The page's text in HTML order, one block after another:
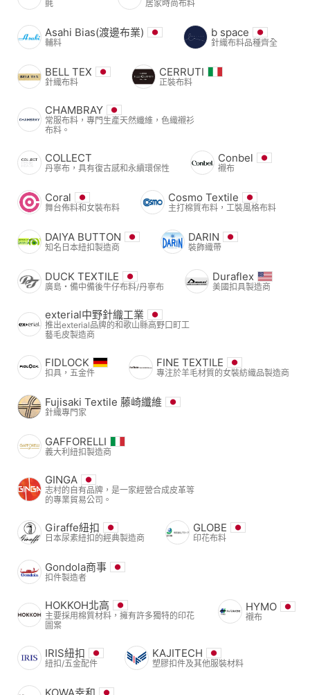
氈 居家時尚布料
Asahi Bias(渡邊布業)
輔料
b space
針織布料品種齊全
BELL TEX
針織布料
CERRUTI
正裝布料
CHAMBRAY
常服布料，專門生產天然纖維，色織襯衫
布料。
COLLECT
丹寧布，具有復古感和永續環保性
Conbel
襯布
Coral
舞台佈料和女裝布料
Cosmo Textile
主打棉質布料，工裝風格布料
DAIYA BUTTON
知名日本紐扣製造商
DARIN
裝飾織帶
DUCK TEXTILE
廣島・備中備後牛仔布料/丹寧布
Duraflex
美國扣具製造商
exterial中野針織工業
推出exterial品牌的和歌山縣高野口町工
藝毛皮製造商
FIDLOCK
扣具，五金件
FINE TEXTILE
專注於羊毛材質的女裝紡織品製造商
Fujisaki Textile 藤崎纖維
針織專門家
GAFFORELLI
義大利紐扣製造商
GINGA
志村的自有品牌，是一家經營合成皮革等
的專業貿易公司。
Giraffe紐扣
日本尿素紐扣的經典製造商
GLOBE
印花布料
Gondola商事
扣件製造者
HOKKOH北高
主要採用棉質材料，擁有許多獨特的印花
圖案
HYMO
襯布
IRIS紐扣
紐扣/五金配件
KAJITECH
塑膠扣件及其他服裝材料
KOWA幸和